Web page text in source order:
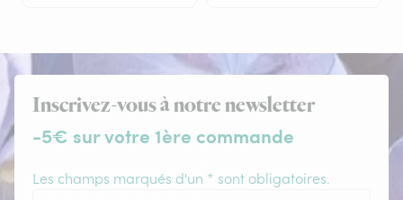
Inscrivez-vous à notre newsletter
-5€ sur votre 1ère commande
Les champs marqués d'un * sont obligatoires.